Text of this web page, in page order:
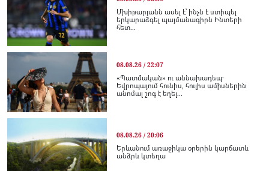
Մխիթարյանն ասել է՝ ինչն է ստիպել
երկարաձգել պայմանագիրն Ինտերի
հետ...
08.08.26 / 22:07
«Պատմական» ու աննախադեպ․
Եվրոպայում հունիս, հուլիս ամիսներին
անոմալ շոգ է եղել...
08.08.26 / 20:06
Երևանում առաջիկա օրերին կարճատև
անձրև կտեղա